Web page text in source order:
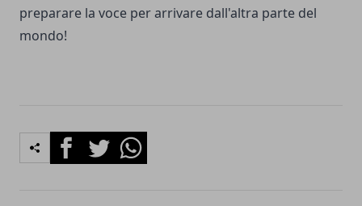
preparare la voce per arrivare dall'altra parte del
mondo!
FacebookTwitterWhatsapp